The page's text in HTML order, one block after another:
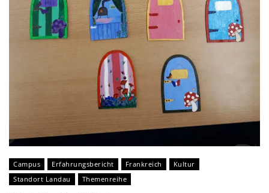
Campus Erfahrungsbericht Frankreich
Kultur
Standort Landau
Themenreihe